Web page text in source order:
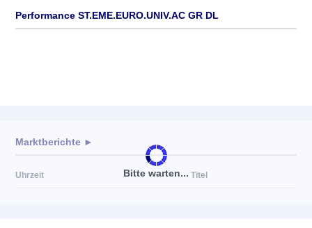
Performance ST.EME.EURO.UNIV.AC GR DL
Bitte warten...
Marktberichte ►
Uhrzeit Titel